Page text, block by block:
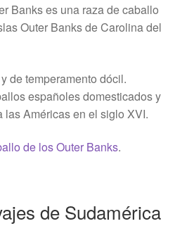
Banks es una raza de caballo
Outer Banks de Carolina del
de temperamento dócil.
españoles domesticados y
las Américas en el siglo XVI.
de los Outer Banks.
de Sudamérica